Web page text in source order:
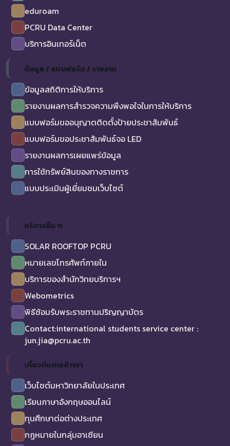
eduroam
PCRU Data Center
บริการอินเทอร์เน็ต
ข้อมูล / แบบฟอร์ม / รายงาน
ข้อมูลสถิติการให้บริการ
รายงานผลการสำรวจความพึงพอใจในการให้บริการ
แบบฟอร์มขออนุญาตติดตั้งป้ายประชาสัมพันธ์
แบบฟอร์มขอประชาสัมพันธ์จอ LED
รายงานผลการเผยแพร่ข้อมูล
การใช้ทรัพย์สินของทางราชการ
แบบประเมินผู้เยี่ยมชมเว็บไซต์
บริการอื่น ๆ
SOLAR ROOFTOP PCRU
หมายเลขโทรศัพท์ภายใน
บริการของสำนักวิทยบริการฯ
Webometrics
พิธีซ้อมรับพระราชทานปริญญาบัตร
Contact:international students service center :
jun.jia@pcru.ac.th
เกี่ยวกับการศึกษา
เว็บไซต์มหาวิทยาลัยในประเทศ
เรียนภาษาอังกฤษออนไลน์
ทุนศึกษาต่อต่างประเทศ
กฏหมายในกลุ่มอาเซียน